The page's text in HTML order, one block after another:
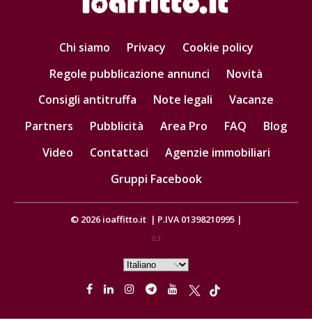
Chi siamo Privacy
Cookie policy
Regole pubblicazione annunci
Novità
Consigli antitruffa
Note legali
Vacanze
Partners
Pubblicità Area Pro FAQ
Blog
Video
Contattaci
Agenzie immobiliari
Gruppi Facebook
© 2026 ioaffitto.it | P.IVA 01398210995 |
0.3